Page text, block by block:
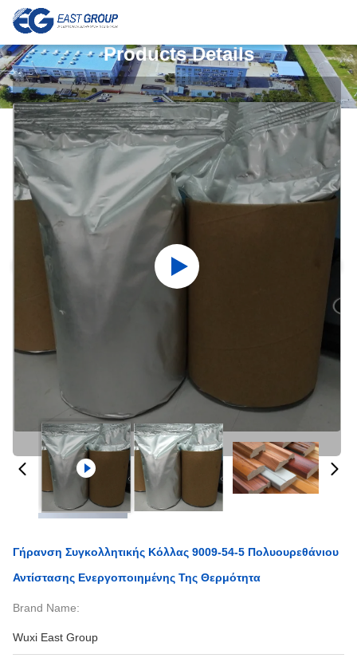
Products Details
Γήρανση Συγκολλητικής Κόλλας 9009-54-5 Πολυουρεθάνιου
Αντίστασης Ενεργοποιημένης Της Θερμότητα
Brand Name:
Wuxi East Group